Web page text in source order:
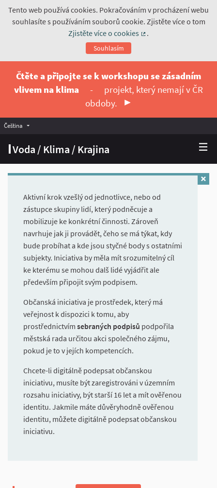
Tento web používá cookies. Pokračováním v procházení webu
souhlasíte s používáním souborů cookie. Zjistěte více o tom
Zjistěte více o cookies
.
Souhlasím
Čtěte a připojte se k workshopu se zásadním
vlivem na klima
-
projekt, který nemají v ČR
obdoby.
Voda / Klima / Krajina
Čeština Vyberte jazyk
Aktivní krok vzešlý od jednotlivce, nebo od
zástupce skupiny lidí, který podněcuje a
mobilizuje ke konkrétní činnosti. Zároveň
navrhuje jak ji provádět, čeho se má týkat, kdy
bude probíhat a kde jsou styčné body s ostatními
subjekty. Iniciativa by měla mít srozumitelný cíl
ke kterému se mohou dalš lidé vyjádřit ale
především připojit svým podpisem.
Občanská iniciativa je prostředek, který má
veřejnost k dispozici k tomu, aby
prostřednictvím sebraných podpisů podpořila
městská rada určitou akci společného zájmu,
pokud je to v jejích kompetencích.
Chcete-li digitálně podepsat občanskou
iniciativu, musíte být zaregistrováni v územním
rozsahu iniciativy, být starší 16 let a mít ověřenou
identitu. Jakmile máte důvěryhodně ověřenou
identitu, můžete digitálně podepsat občanskou
iniciativu.